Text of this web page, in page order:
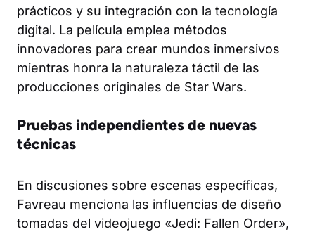
prácticos y su integración con la tecnología
digital. La película emplea métodos
innovadores para crear mundos inmersivos
mientras honra la naturaleza táctil de las
producciones originales de Star Wars.
Pruebas independientes de nuevas
técnicas
En discusiones sobre escenas específicas,
Favreau menciona las influencias de diseño
tomadas del videojuego «Jedi: Fallen Order»,